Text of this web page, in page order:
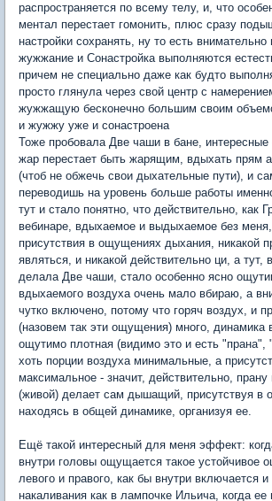
распространяется по всему телу, и, что
ментал перестает гомонить, плюс сразу
настройки сохранять, ну то есть
жужжание и Сонастройка выполняются
причем не специально даже как будто
просто глянула через свой центр с
жужжащую бесконечно большим своим
и жужжу уже и сонастроена
Тоже пробовала Две чаши в бане, интересные
жар перестает быть жарящим, вдыхать прям
(чтоб не обжечь свои дыхательные пути), и
переводишь на уровень больше работы
тут и стало понятно, что действительно, как
вебинаре, вдыхаемое и выдыхаемое без
присутствия в ощущениях дыхания, никакой
являться, и никакой действительно ци, а тут,
делала Две чаши, стало особенно ясно
вдыхаемого воздуха очень мало вбираю, а
чутко включено, потому что горяч воздух, и
(назовем так эти ощущения) много, динамика
ощутимо плотная (видимо это и есть "прана",
хоть порции воздуха минимальные, а
максимальное - значит, действительно,
(живой) делает сам дышащий, присутствуя в
находясь в общей динамике, организуя ее.
Ещё такой интересный для меня эффект:
внутри головы ощущается такое устойчивое
левого и правого, как бы внутри включается и
накаливания как в лампочке Ильича, когда